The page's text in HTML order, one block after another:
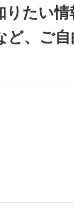
りたい
ど、ご